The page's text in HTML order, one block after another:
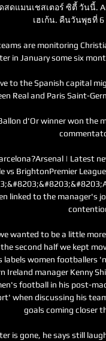
สดแมนเชสเตอร์ ซิตี้ วันนี้.
เฮเก้น. คืนวันพุธที่ 6
are monitoring
in January some six
to the Spanish capital
Real and Paris Saint-
d'Or winner won the
| Latest
vs BrightonPremier
linked to the manager's
wanted to be a little
second half we kept
labels women footballers
Ireland manager Kenny
football in his post-
when discussing his
goals coming closer
is gone, he says still